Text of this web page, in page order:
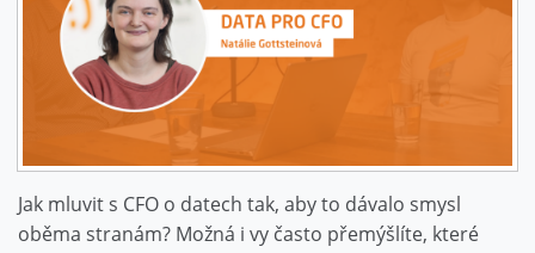
Jak mluvit s CFO o datech tak, aby to dávalo smysl
oběma stranám? Možná i vy často přemýšlíte, které